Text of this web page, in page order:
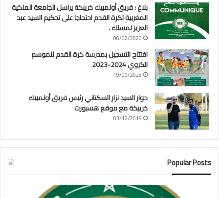
بلاغ : فريق أولمبيك خريبكة يراسل الجامعة الملكية
المغربية لكرة القدم احتجاجا على تحكيم السيد عبد
العزيز لمسلك .
06/02/2020
افتتاح التسجيل بمدرسة كرة القدم للموسم
الكروي 2024-2023
19/09/2023
حوار السيد نزار السكتاني رئيس فريق أولمبيك
خريبكة مع موقع هسبورت
03/12/2019
Popular Posts